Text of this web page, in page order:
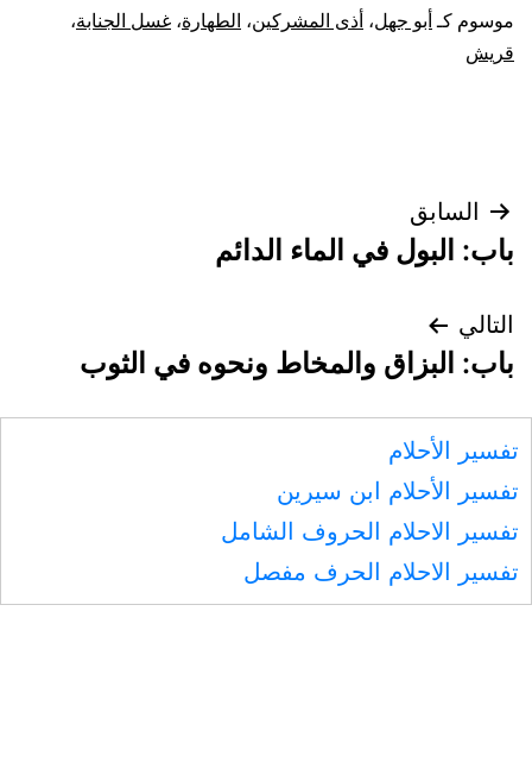
موسوم كـ أبو جهل، أذى المشركين، الطهارة، غسل الجنابة،
قريش
تصفّح
المقالات
السابق
باب: البول في الماء الدائم
التالي
باب: البزاق والمخاط ونحوه في الثوب
تفسير الأحلام
تفسير الأحلام ابن سيرين
تفسير الاحلام الحروف الشامل
تفسير الاحلام الحرف مفصل